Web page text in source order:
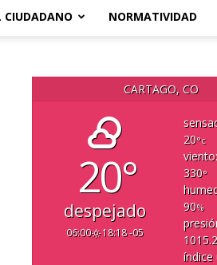
NORMATIVIDAD
CARTAGO, CO
20°
despejado
06:00 18:18 -05
20°c
330°
90%
índice